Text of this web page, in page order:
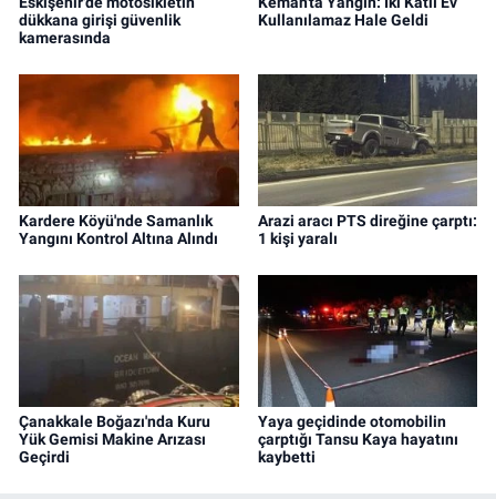
dükkana girişi güvenlik
kamerasında
Kullanılamaz Hale Geldi
Kardere Köyü'nde Samanlık
Yangını Kontrol Altına Alındı
Arazi aracı PTS direğine çarptı:
1 kişi yaralı
Çanakkale Boğazı'nda Kuru
Yük Gemisi Makine Arızası
Geçirdi
Yaya geçidinde otomobilin
çarptığı Tansu Kaya hayatını
kaybetti